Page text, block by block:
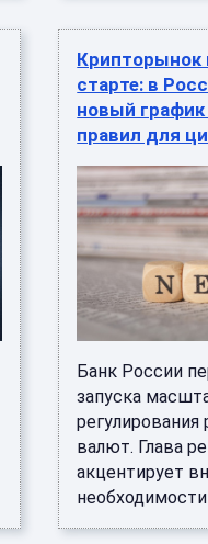
Крипторынок
старте: в
новый
правил для
Банк России
запуска
валют. Глава
акцентирует